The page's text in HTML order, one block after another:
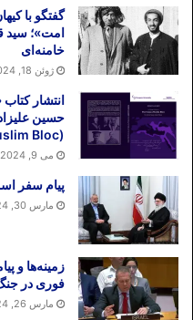
اولتیماتوم از سوی
همین رابطه، ما نقش
انرژی اتمی در
تعهدات هسته‌ای
مجددا یادآوری
در این بیانیه،
است که در صورت
مبنی‌بر اینکه تهران
برجامی‌اش نیست، به
نشان خواهد داد؛ این
طلاق برجامی.
گفتگو با
امت»؛ سید
خامنه‌ای
ژوئن 18, 2024
انتشار
Bloc)
می 9, 2024
پیام سفر
مارس 30, 2024
زمینه‌ها و
فوری در
مارس 26, 2024